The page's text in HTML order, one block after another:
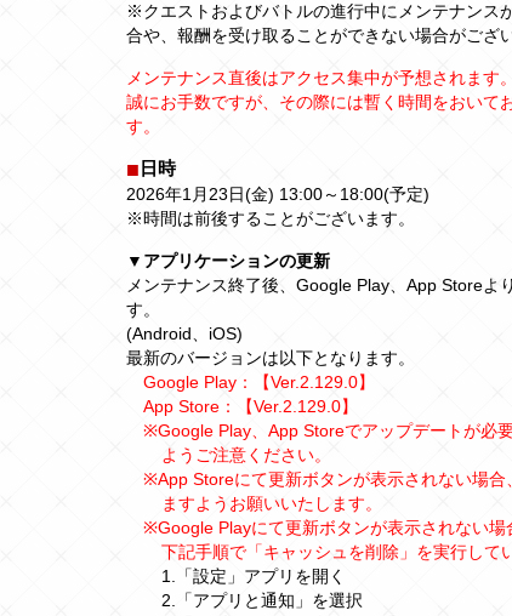
※クエストおよびバトルの進行中にメンテナンス
合や、報酬を受け取ることができない場合がござ
メンテナンス直後はアクセス集中が予想されます。
誠にお手数ですが、その際には暫く時間をおいて
す。
日時
2026年1月23日(金) 13:00～18:00(予定)
※時間は前後することがございます。
▼アプリケーションの更新
メンテナンス終了後、Google Play、App Storeよ
す。
(Android、iOS)
最新のバージョンは以下となります。
Google Play：【Ver.2.129.0】
App Store：【Ver.2.129.0】
※Google Play、App Storeでアップデートが必
ようご注意ください。
※App Storeにて更新ボタンが表示されない場合
ますようお願いいたします。
※Google Playにて更新ボタンが表示されない
下記手順で「キャッシュを削除」を実行して
1.「設定」アプリを開く
2.「アプリと通知」を選択